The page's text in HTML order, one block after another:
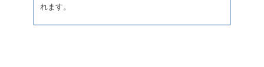
れます。